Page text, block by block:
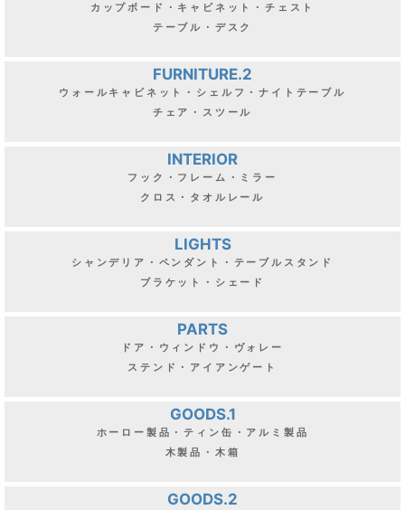
カップボード・キャビネット・チェスト
テーブル・デスク
FURNITURE.2
ウォールキャビネット・シェルフ・ナイトテーブル
チェア・スツール
INTERIOR
フック・フレーム・ミラー
クロス・タオルレール
LIGHTS
シャンデリア・ペンダント・テーブルスタンド
ブラケット・シェード
PARTS
ドア・ウィンドウ・ヴォレー
ステンド・アイアンゲート
GOODS.1
ホーロー製品・ティン缶・アルミ製品
木製品・木箱
GOODS.2